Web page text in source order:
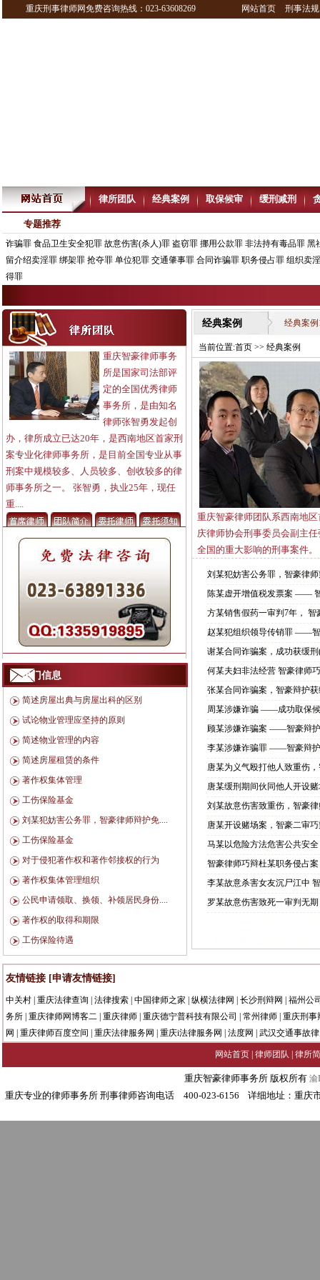
重庆刑事律师网免费咨询热线：023-63608269 网站首页 刑事法规
律所团队 经典案例 取保候审 缓刑减刑
专题推荐
诈骗罪 食品卫生安全犯罪 故意伤害(杀人)罪 盗窃罪 挪用公款罪 非法持有毒品罪 黑
留介绍卖淫罪 绑架罪 抢夺罪 单位犯罪 交通肇事罪 合同诈骗罪 职务侵占罪 组织卖
得罪
重庆智豪律师事务
所是国家司法部评
定的全国优秀律师
事务所，是由知名
律师张智勇发起创
办，律所成立已达20年，是西南地区首家刑
案专业化律师事务所，是目前全国专业从事
刑案中规模较多、人员较多、创收较多的律
师事务所之一。 张智勇，执业25年，现任
重....
热门信息
简述房屋出典与房屋出科的区别
试论物业管理应坚持的原则
简述物业管理的内容
简述房屋租赁的条件
著作权集体管理
工伤保险基金
刘某犯妨害公务罪，智豪律师辩护免....
工伤保险基金
对于侵犯著作权和著作邻接权的行为
著作权集体管理组织
公民申请领取、换领、补领居民身份....
著作权的取得和期限
工伤保险待遇
经典案例 经典案例
当前位置:首页 >>经典案例
重庆智豪律师团队系西南地
庆律师协会刑事委员会副主
全国的重大影响的刑事案件。
刘某犯妨害公务罪，智豪律
陈某虚开增值税发票案 ——
方某销售假药一审判7年，
赵某犯组织领导传销罪 ——
谢某合同诈骗案，成功获缓刑
何某夫妇非法经营 智豪律师
张某合同诈骗案，智豪辩护
周某涉嫌诈骗 ——成功取保
顾某涉嫌诈骗案 ——智豪辩
李某涉嫌诈骗罪 ——智豪辩
唐某为义气殴打他人致重伤
唐某缓刑期间伙同他人开设
刘某故意伤害致重伤，智豪
唐某开设赌场案，智豪二审
马某以危险方法危害公共安
智豪律师巧辩杜某职务侵占
李某故意杀害女友沉尸江中
罗某故意伤害致死一审判无
友情链接 [申请友情链接]
中关村 |重庆法律查询 |法律搜索 |中国律师之家 |纵横法律网 |长沙刑辩网 |福州公
务所 |重庆律师网博客二 |重庆律师 |重庆德宁普科技有限公司 |常州律师 |重庆刑事
网
|重庆律师百度空间 |重庆法律服务网 |重庆i法律服务网 |法度网 |武汉交通事故
网站首页 律师团队 律所
重庆智豪律师事务所 版权所有渝
重庆专业的律师事务所 刑事律师咨询电话 400-023-6156 详细地址：重